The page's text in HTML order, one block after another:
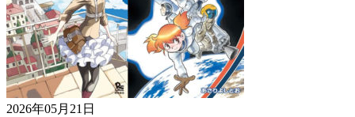
2026年05月21日